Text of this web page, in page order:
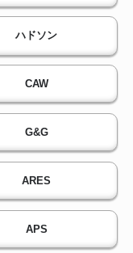
ハドソン
CAW
G&G
ARES
APS